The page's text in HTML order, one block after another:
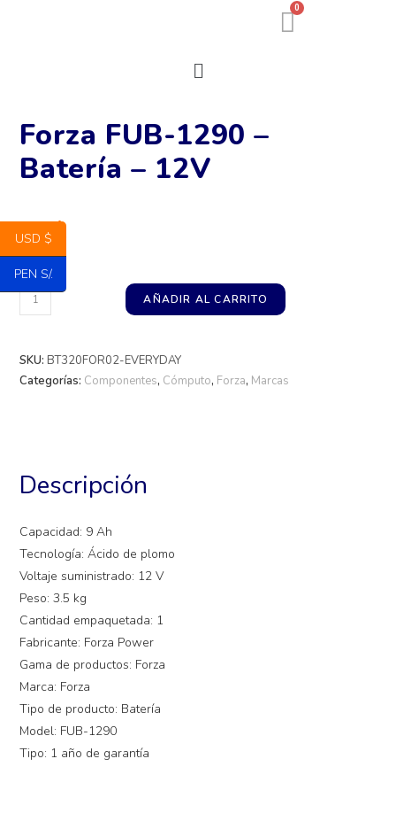
0
Forza FUB-1290 –
Batería – 12V
38 $
AÑADIR AL CARRITO
SKU: BT320FOR02-EVERYDAY
Categorías: Componentes, Cómputo, Forza, Marcas
Descripción
Capacidad: 9 Ah
Tecnología: Ácido de plomo
Voltaje suministrado: 12 V
Peso: 3.5 kg
Cantidad empaquetada: 1
Fabricante: Forza Power
Gama de productos: Forza
Marca: Forza
Tipo de producto: Batería
Model: FUB-1290
Tipo: 1 año de garantía
USD $
PEN S/.